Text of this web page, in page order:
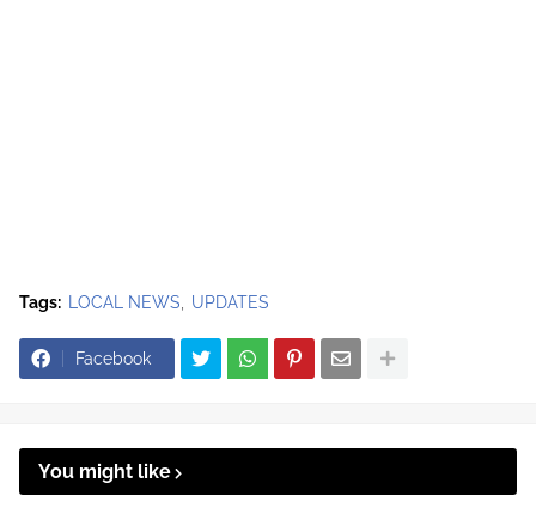
Tags: LOCAL NEWS UPDATES
Facebook
You might like